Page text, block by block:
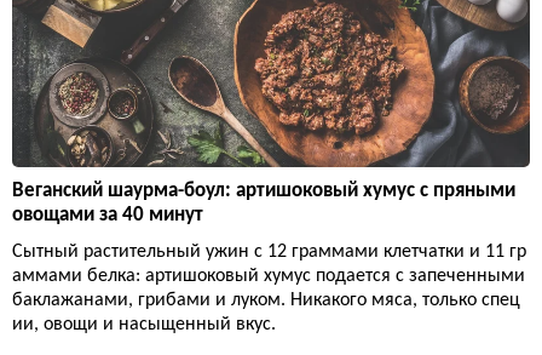
Веганский шаурма-боул: артишоковый хумус с пряными
овощами за 40 минут
Сытный растительный ужин с 12 граммами клетчатки и 11 гр
аммами белка: артишоковый хумус подается с запеченными
баклажанами, грибами и луком. Никакого мяса, только спец
ии, овощи и насыщенный вкус.